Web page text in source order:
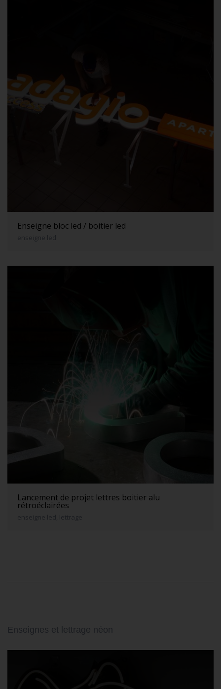
Enseigne bloc led / boitier led
enseigne led
Lancement de projet lettres boitier alu
rétroéclairées
enseigne led, lettrage
Enseignes et lettrage néon